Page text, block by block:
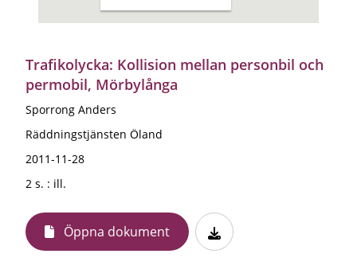
Trafikolycka: Kollision mellan personbil och
permobil, Mörbylånga
Sporrong Anders
Räddningstjänsten Öland
2011-11-28
2 s. : ill.
Öppna dokument